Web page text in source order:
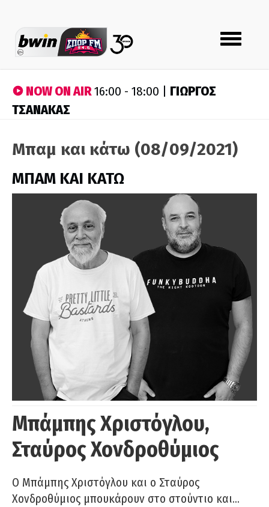
Toggle
navigation
NOW ON AIR16:00 - 18:00 | ΓΙΩΡΓΟΣ
ΤΣΑΝΑΚΑΣ
Μπαμ και κάτω (08/09/2021)
ΜΠΑΜ ΚΑΙ ΚΑΤΩ
Μπάμπης Χριστόγλου,
Σταύρος Χονδροθύμιος
O Μπάμπης Χριστόγλου και ο Σταύρος
Χονδροθύμιος μπουκάρουν στο στούντιο και…